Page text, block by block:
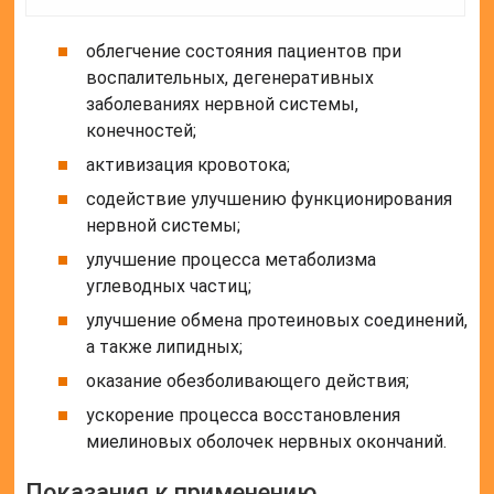
облегчение состояния пациентов при
воспалительных, дегенеративных
заболеваниях нервной системы,
конечностей;
активизация кровотока;
содействие улучшению функционирования
нервной системы;
улучшение процесса метаболизма
углеводных частиц;
улучшение обмена протеиновых соединений,
а также липидных;
оказание обезболивающего действия;
ускорение процесса восстановления
миелиновых оболочек нервных окончаний.